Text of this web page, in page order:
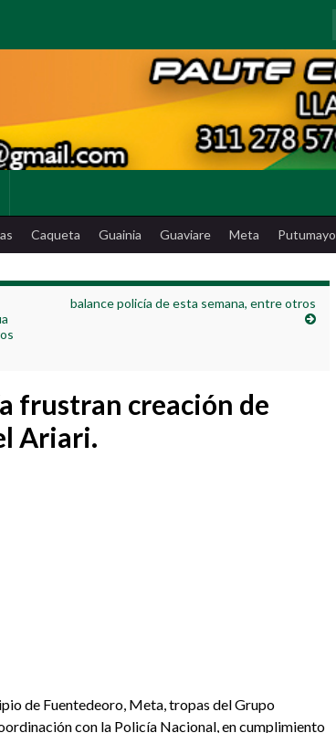
Caqueta Guainia Guaviare Meta Putumayo
balance policía de esta semana, entre otros
frustran creación de
Ariari.
de Fuentedeoro, Meta, tropas del Grupo
con la Policía Nacional, en cumplimiento